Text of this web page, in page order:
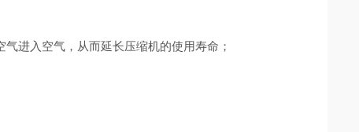
进入空气，从而延长压缩机的使用寿命；